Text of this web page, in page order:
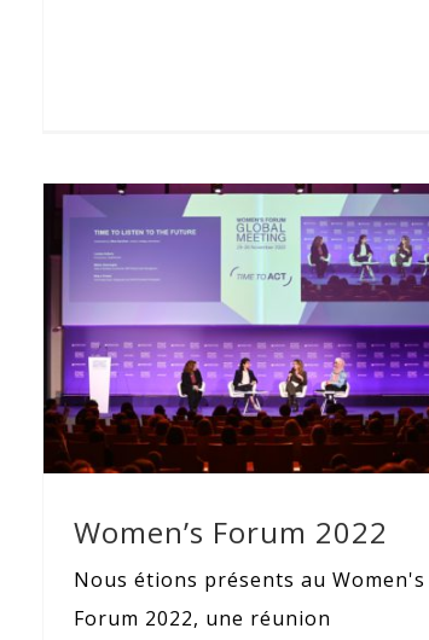
Women’s Forum 2022
Women’s Forum 2022
Nous étions présents au Women's
Forum 2022, une réunion